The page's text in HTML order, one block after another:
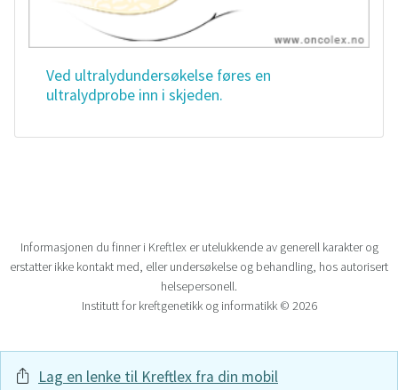
Ved ultralydundersøkelse føres en
ultralydprobe inn i skjeden.
Informasjonen du finner i Kreftlex er utelukkende av generell karakter og
erstatter ikke kontakt med, eller undersøkelse og behandling, hos autorisert
helsepersonell.
Institutt for kreftgenetikk og informatikk © 2026
Lag en lenke til Kreftlex fra din mobil